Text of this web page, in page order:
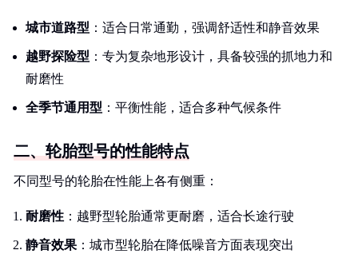
城市道路型 ：适合日常通勤，强调舒适性和静音效果
越野探险型 ：专为复杂地形设计，具备较强的抓地力和
耐磨性
全季节通用型 ：平衡性能，适合多种气候条件
二、轮胎型号的性能特点
不同型号的轮胎在性能上各有侧重：
耐磨性 ：越野型轮胎通常更耐磨，适合长途行驶
静音效果 ：城市型轮胎在降低噪音方面表现突出